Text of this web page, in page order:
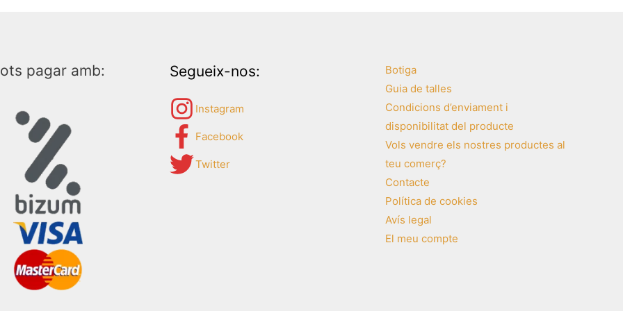
pagar amb: Segueix-nos:
Instagram
Facebook
Twitter
Botiga
Guia de talles
Condicions d’enviament i
disponibilitat del producte
Vols vendre els nostres productes al
teu comerç?
Contacte
Política de cookies
Avís legal
El meu compte